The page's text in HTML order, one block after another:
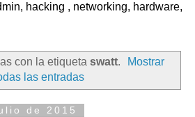
hacking , networking, hardware,
con la etiqueta swatt.
Mostrar
las entradas
de 2015